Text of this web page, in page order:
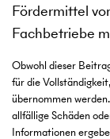
Fördermittel
Fachbetriebe
Obwohl dieser
für die
übernommen
allfällige Schäden
Informationen